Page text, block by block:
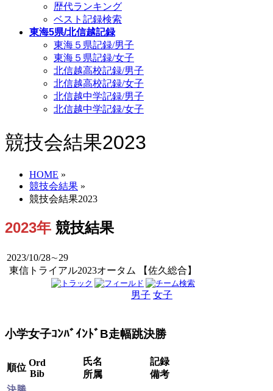
歴代ランキング
ベスト記録検索
東海5県/北信越記録
東海５県記録/男子
東海５県記録/女子
北信越高校記録/男子
北信越高校記録/女子
北信越中学記録/男子
北信越中学記録/女子
競技会結果2023
HOME »
競技会結果 »
競技会結果2023
2023年 競技結果
2023/10/28∼29
東信トライアル2023オータム 【佐久総合】
男子 女子
小学女子ｺﾝﾊﾞｲﾝﾄﾞB走幅跳決勝
順位 Ord
Bib
氏名
所属
記録
備考